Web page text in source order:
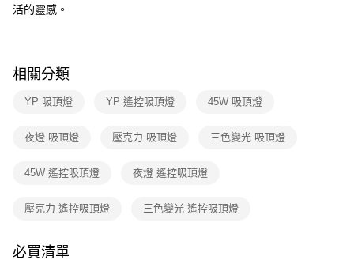
２．便利：只要手機號碼，簡訊認證，即可結帳。
結帳頁面，進行簡訊認證並確認金額後，即可完成結帳。
３．收到繳費通知簡訊後14天內，點擊此簡訊中的連結，可透過四大超商／
※ 請注意：結帳手續完成當下不需立刻繳費，但若您需要取消訂單，請聯絡
※ 交易是否成功請以「AFTEE先享後付 」之結帳頁面顯示為準，若有關於
客戶支援中心」https://netprotections.freshdesk.com/support/home
１．透過由恩沛科技股份有限公司提供之「AFTEE先享後付」服務完成之交
活的靈感。
相關分類
YP 吸頂燈 YP 遙控吸頂燈 45W 吸頂燈
夜燈 吸頂燈 壓克力 吸頂燈 三色變光 吸頂燈
45W 遙控吸頂燈 夜燈 遙控吸頂燈
壓克力 遙控吸頂燈 三色變光 遙控吸頂燈
必買清單